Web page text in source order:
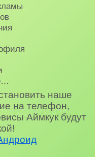
наше
на телефон,
Аймкук будут